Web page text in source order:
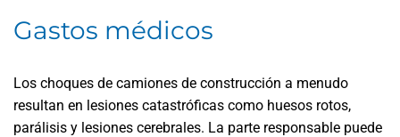
Gastos médicos
Los choques de camiones de construcción a menudo
resultan en lesiones catastróficas como huesos rotos,
parálisis y lesiones cerebrales. La parte responsable puede